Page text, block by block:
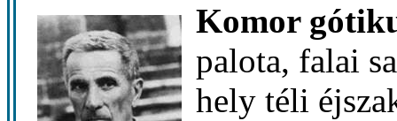
Komor
palota, falai
hely téli